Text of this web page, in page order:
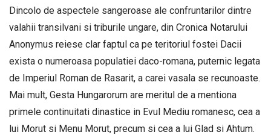
Dincolo de aspectele sangeroase ale confruntarilor dintre
valahii transilvani si triburile ungare, din Cronica Notarului
Anonymus reiese clar faptul ca pe teritoriul fostei Dacii
exista o numeroasa populatiei daco-romana, puternic legata
de Imperiul Roman de Rasarit, a carei vasala se recunoaste.
Mai mult, Gesta Hungarorum are meritul de a mentiona
primele continuitati dinastice in Evul Mediu romanesc, cea a
lui Morut si Menu Morut, precum si cea a lui Glad si Ahtum.